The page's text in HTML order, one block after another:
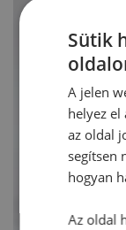
Sütik
A jelen
helyez el
az oldal
segítsen
hogyan
Az oldal